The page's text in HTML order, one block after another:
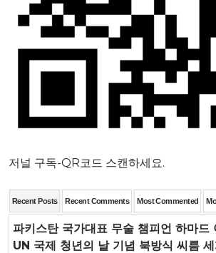
저널 구독-QR코드 스캔하세요.
Recent Posts Recent Comments Most Commented
파키스탄 국가대표 무술 챔피언 하마드
UN 국제 청년의 날 기념 북방식 씨름